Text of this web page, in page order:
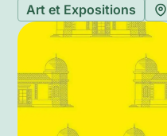
Art et Expositions